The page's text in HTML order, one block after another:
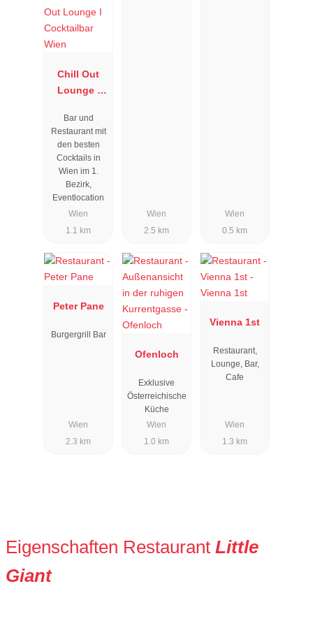
Chill Out
Lounge I
Wien
Bar und
Restaurant mit
den besten
Cocktails in
Wien im 1.
Bezirk,
Eventlocation
Wien
1.1 km
Wien
2.5 km
Wien
0.5 km
Peter Pane
Burgergrill Bar
Wien
2.3 km
Ofenloch
Exklusive
Österreichische
Küche
Wien
1.0 km
Vienna 1st
Restaurant,
Lounge, Bar,
Cafe
Wien
1.3 km
Eigenschaften Restaurant Little
Giant